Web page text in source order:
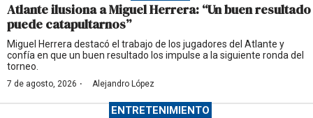
Atlante ilusiona a Miguel Herrera: “Un buen resultado
puede catapultarnos”
Miguel Herrera destacó el trabajo de los jugadores del Atlante y
confía en que un buen resultado los impulse a la siguiente ronda del
torneo.
7 de agosto, 2026 · Alejandro López
ENTRETENIMIENTO